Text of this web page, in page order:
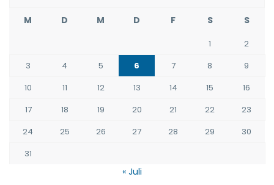
M D M D F S S
1
2
3
4 5 6 7 8
9
10
11 12 13 14 15
16
17
18 19 20 21 22
23
24
25 26 27 28 29
30
31
« Juli